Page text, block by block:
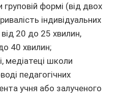
груповій формі (від двох
індивідуальних
20 до 25 хвилин,
40 хвилин;
медіатеці школи
педагогічних
учня або залученого